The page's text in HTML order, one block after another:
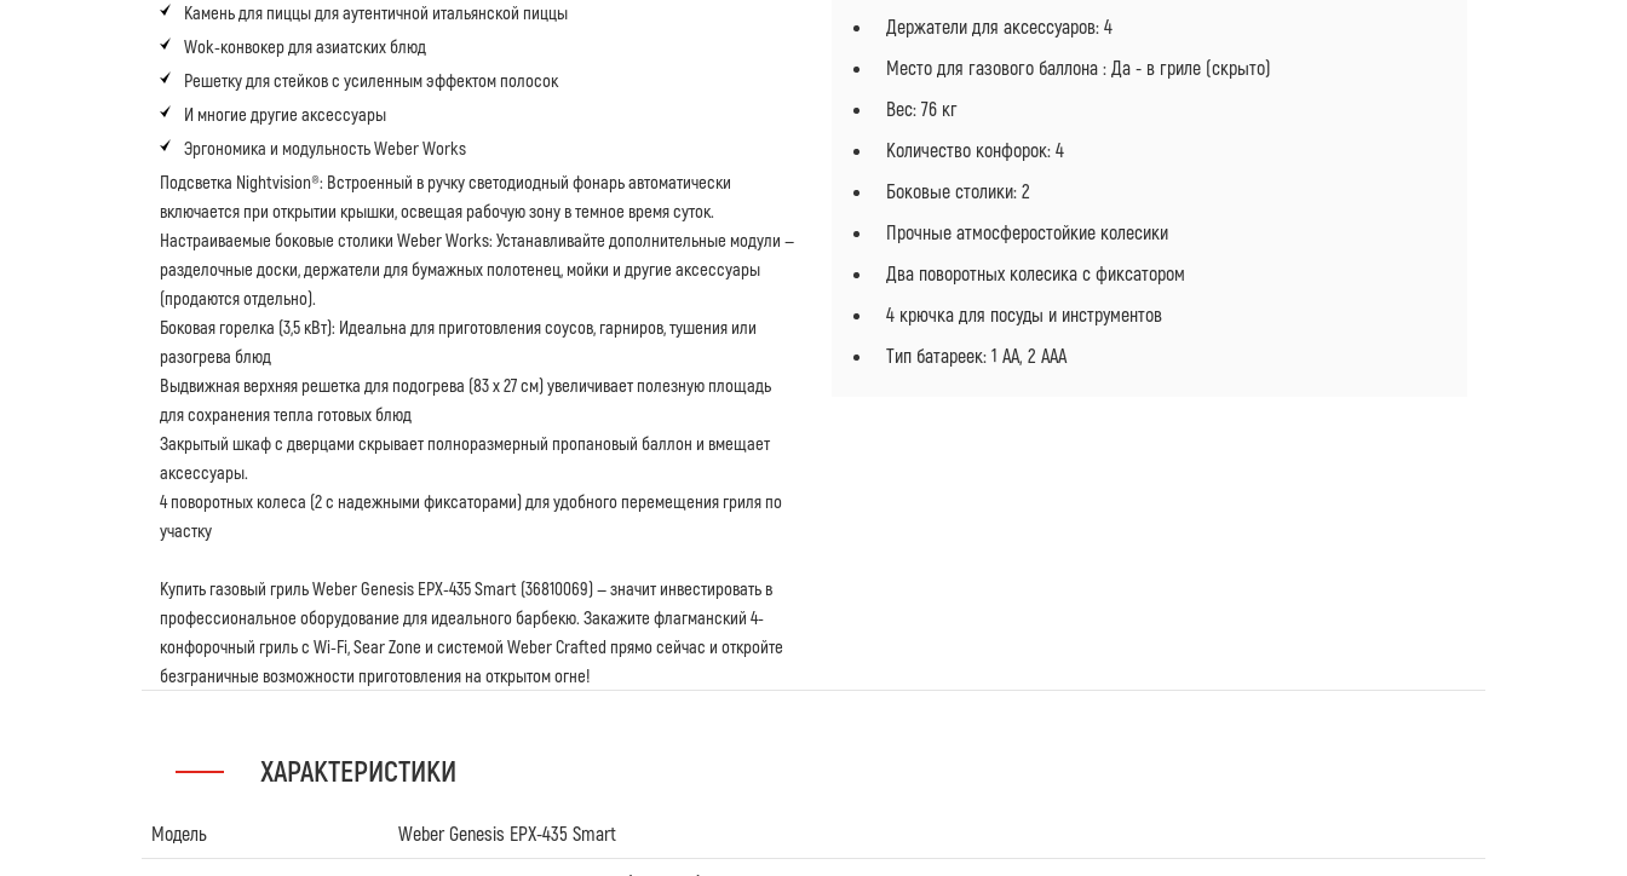
Камень для пиццы для аутентичной итальянской пиццы
Wok-конвокер для азиатских блюд
Решетку для стейков с усиленным эффектом полосок
И многие другие аксессуары
Эргономика и модульность Weber Works
Подсветка Nightvision®: Встроенный в ручку светодиодный фонарь автоматически
включается при открытии крышки, освещая рабочую зону в темное время суток.
Настраиваемые боковые столики Weber Works: Устанавливайте дополнительные модули —
разделочные доски, держатели для бумажных полотенец, мойки и другие аксессуары
(продаются отдельно).
Боковая горелка (3,5 кВт): Идеальна для приготовления соусов, гарниров, тушения или
разогрева блюд
Выдвижная верхняя решетка для подогрева (83 x 27 см) увеличивает полезную площадь
для сохранения тепла готовых блюд
Закрытый шкаф с дверцами скрывает полноразмерный пропановый баллон и вмещает
аксессуары.
4 поворотных колеса (2 с надежными фиксаторами) для удобного перемещения гриля по
участку
Купить газовый гриль Weber Genesis EPX-435 Smart (36810069) — значит инвестировать в
профессиональное оборудование для идеального барбекю. Закажите флагманский 4-
конфорочный гриль с Wi-Fi, Sear Zone и системой Weber Crafted прямо сейчас и откройте
безграничные возможности приготовления на открытом огне!
Держатели для аксессуаров: 4
Место для газового баллона : Да - в гриле (скрыто)
Вес: 76 кг
Количество конфорок: 4
Боковые столики: 2
Прочные атмосферостойкие колесики
Два поворотных колесика с фиксатором
4 крючка для посуды и инструментов
Тип батареек: 1 AA, 2 AAA
ХАРАКТЕРИСТИКИ
Модель Weber Genesis EPX-435 Smart